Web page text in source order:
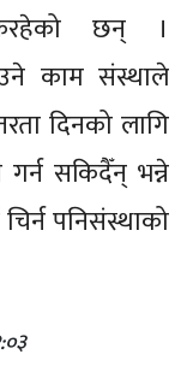
छन् ।
काम संस्थाले
दिनको लागि
सकिदैँन् भन्ने
पनिसंस्थाको